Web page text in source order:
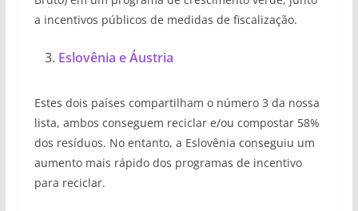
a incentivos públicos de medidas de fiscalização.
Eslovênia e Áustria
Estes dois países compartilham o número 3 da nossa
lista, ambos conseguem reciclar e/ou compostar 58%
dos resíduos. No entanto, a Eslovênia conseguiu um
aumento mais rápido dos programas de incentivo
para reciclar.